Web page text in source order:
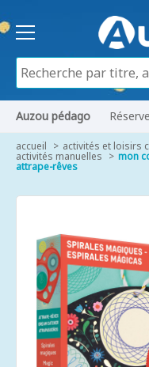
Auzou pédago
accueil activités et loisirs
activités manuelles mon
attrape-rêves